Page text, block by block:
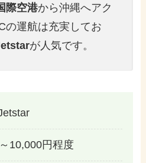
際空港から沖縄へアク
の運航は充実してお
が人気です。
10,000円程度